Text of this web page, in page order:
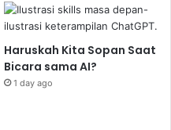
Haruskah Kita Sopan Saat
Bicara sama AI?
1 day ago